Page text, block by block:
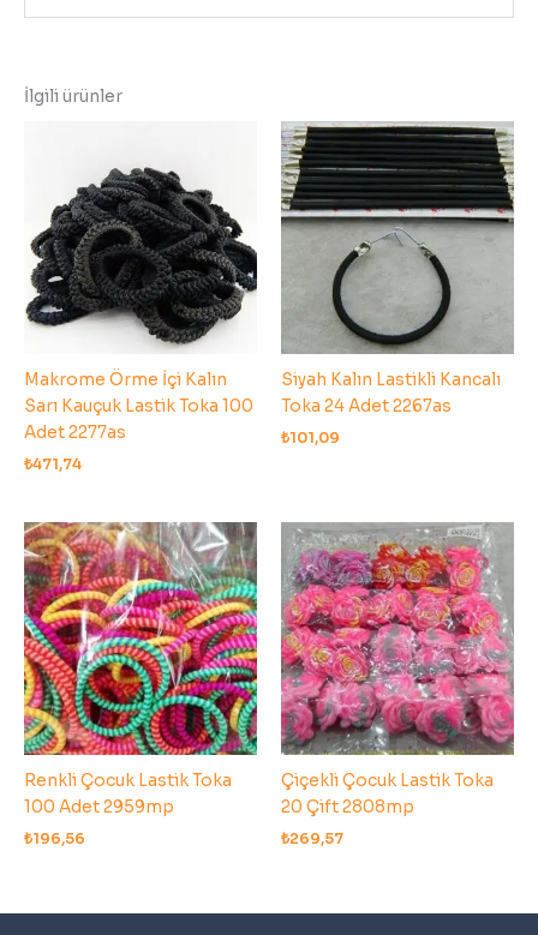
İlgili ürünler
Makrome Örme İçi Kalın
Sarı Kauçuk Lastik Toka 100
Adet 2277as
₺471,74
Siyah Kalın Lastikli Kancalı
Toka 24 Adet 2267as
₺101,09
Renkli Çocuk Lastik Toka
100 Adet 2959mp
₺196,56
Çiçekli Çocuk Lastik Toka
20 Çift 2808mp
₺269,57